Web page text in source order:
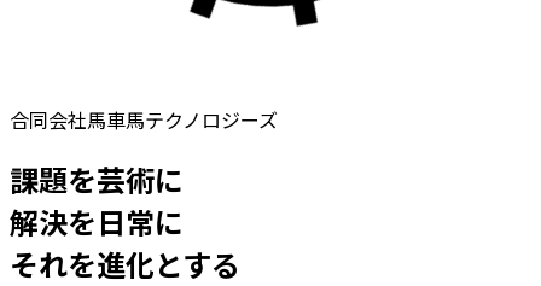
合同会社馬車馬テクノロジーズ
課題を芸術に
解決を日常に
それを進化とする